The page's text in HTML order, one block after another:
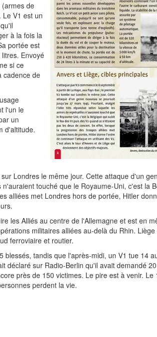
(armes de
Le V1 est un
à la fois la
portée est
Envoyé
si ce
cadence de
l'un le
un
d'altitude.
Londres le même jour. Cette attaque d'un
touché que le Royaume-Uni, c'est la
alliées met Londres hors de portée, Hitler
les Alliés au centre de l'Allemagne et est en
militaires alliées au-delà du Rhin.
ferroviaire et routier.
tandis que l'après-midi, un V1 tue 14
sur Radio-Berlin qu'il avait demandé
près de 150 victimes. Le pire est à venir.
perdent la vie.